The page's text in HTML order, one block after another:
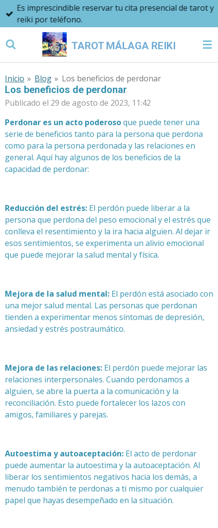
principal
TAROT MÁLAGA REIKI
Es imprescindible reservar tu cita presencial de tarot y
reiki por teléfono.
Inicio » Blog » Los beneficios de perdonar
Los beneficios de perdonar
Publicado el 29 de agosto de 2023, 11:42
Perdonar es un acto poderosoque puede tener una
serie de beneficios tanto para la persona que perdona
como para la persona perdonada y las relaciones en
general. Aquí hay algunos de los beneficios de la
capacidad de perdonar:
Reducción del estrés: El perdón puede liberar a la
persona que perdona del peso emocional y el estrés que
conlleva el resentimiento y la ira hacia alguien. Al dejar ir
esos sentimientos, se experimenta un alivio emocional
que puede mejorar la salud mental y física.
Mejora de la salud mental: El perdón está asociado con
una mejor salud mental. Las personas que perdonan
tienden a experimentar menos síntomas de depresión,
ansiedad y estrés postraumático.
Mejora de las relaciones: El perdón puede mejorar las
relaciones interpersonales. Cuando perdonamos a
alguien, se abre la puerta a la comunicación y la
reconciliación. Esto puede fortalecer los lazos con
amigos, familiares y parejas.
Autoestima y autoaceptación: El acto de perdonar
puede aumentar la autoestima y la autoaceptación. Al
liberar los sentimientos negativos hacia los demás, a
menudo también te perdonas a ti mismo por cualquier
papel que hayas desempeñado en la situación.